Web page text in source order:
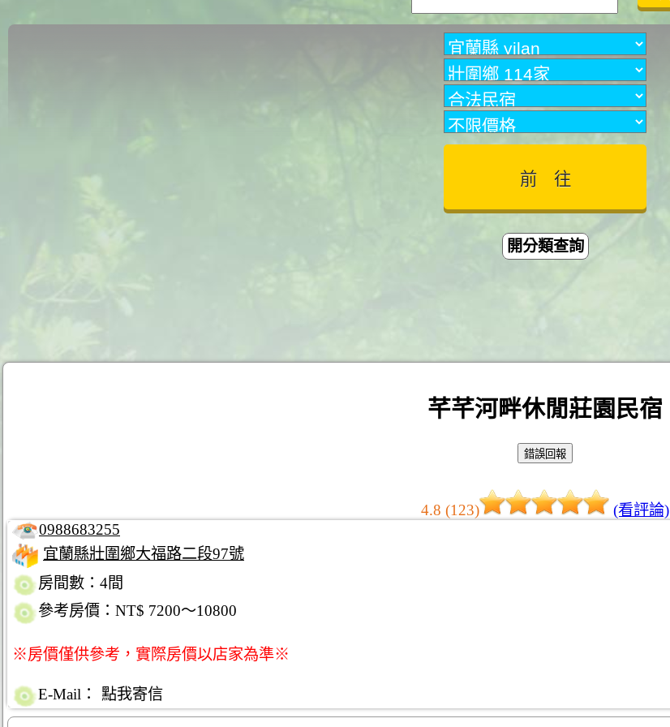
開分類查詢
芊芊河畔休閒莊園民宿
4.8 (123)
(看評論)
0988683255
宜蘭縣壯圍鄉大福路二段97號
房間數：4間
參考房價：NT$ 7200～10800
※房價僅供參考，實際房價以店家為準※
E-Mail： 點我寄信